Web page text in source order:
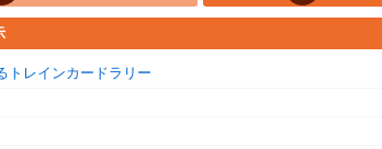
トレインカードラリー